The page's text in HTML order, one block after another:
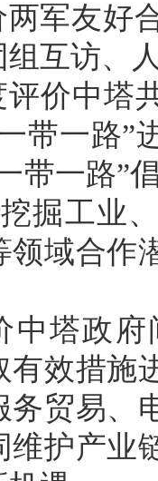
军友好
互访、
价中塔
带一路”
带一路”
掘工业
领域合作
中塔政
有效措施
务贸易、
维护产业